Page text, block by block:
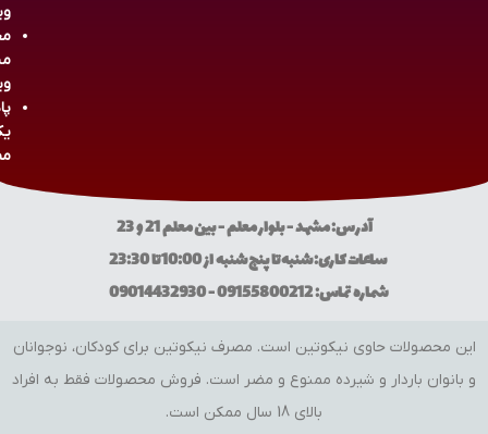
آدرس: مشهد - بلوار معلم - بین معلم 21 و 23
ساعات کاری: شنبه تا پنج شنبه از 10:00 تا 23:30
شماره تماس: 09155800212 - 09014432930
این محصولات حاوی نیکوتین است. مصرف نیکوتین برای کودکان، نوجوانان
و بانوان باردار و شیرده ممنوع و مضر است. فروش محصولات فقط به افراد
بالای 18 سال ممکن است.